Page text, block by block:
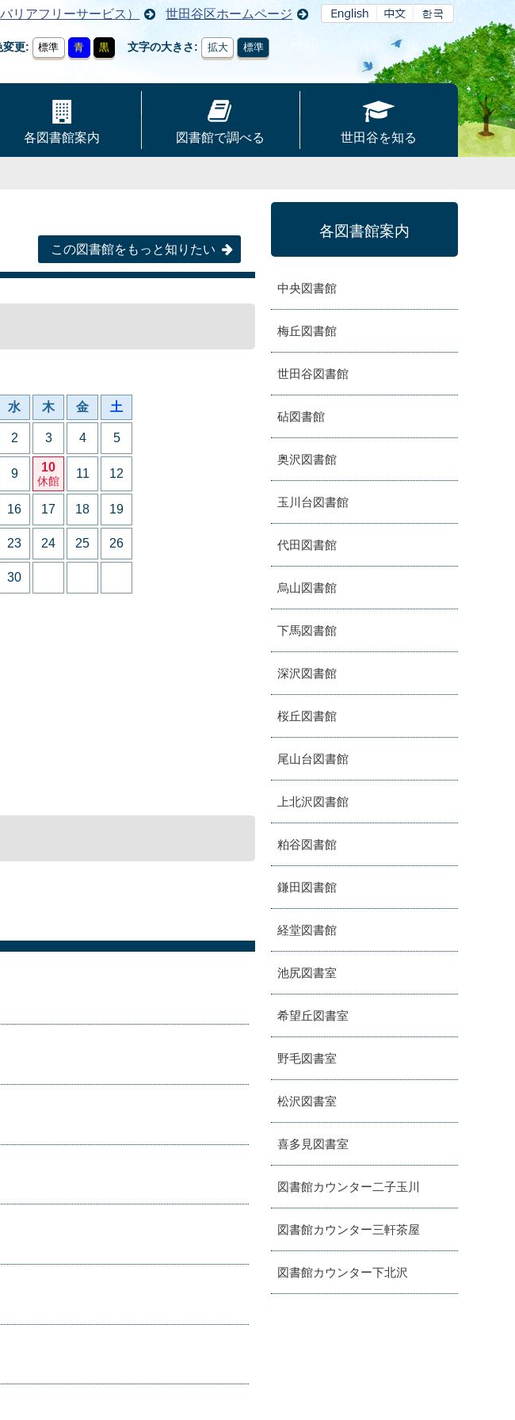
リアフリーサービス） 世田谷区ホームページ
変更 標準 青 黒 文字の大きさ 拡大 標準
各図書館案内 図書館で調べる 世田谷を知る
この図書館をもっと知りたい
水 木 金 土
2 3 4 5
9 10
休館
11 12
16 17 18 19
23 24 25 26
30
各図書館案内
中央図書館
梅丘図書館
世田谷図書館
砧図書館
奥沢図書館
玉川台図書館
代田図書館
烏山図書館
下馬図書館
深沢図書館
桜丘図書館
尾山台図書館
上北沢図書館
粕谷図書館
鎌田図書館
経堂図書館
池尻図書室
希望丘図書室
野毛図書室
松沢図書室
喜多見図書室
図書館カウンター二子玉川
図書館カウンター三軒茶屋
図書館カウンター下北沢